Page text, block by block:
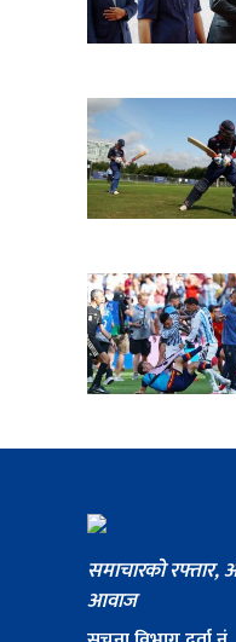
समाचारको रफ्तार,
आवाज